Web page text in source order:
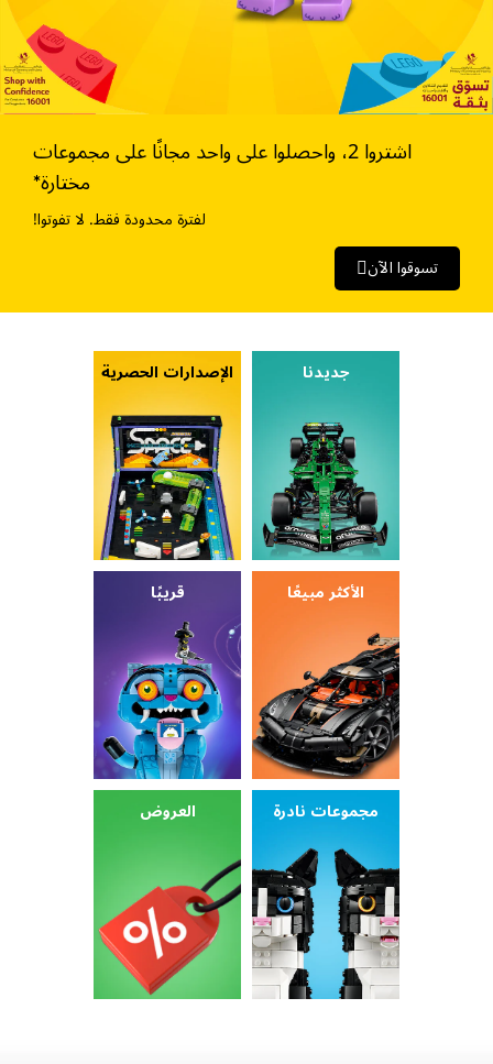
اشتروا 2، واحصلوا على واحد مجانًا على مجموعات
مختارة*
لفترة محدودة فقط. لا تفوتوا!
تسوقوا الآن
جديدنا الإصدارات الحصرية
الأكثر مبيعًا قريبًا
مجموعات نادرة العروض